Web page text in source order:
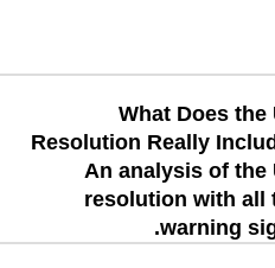
What Does the
Resolution Really
An analysis of the
resolution with all
warning